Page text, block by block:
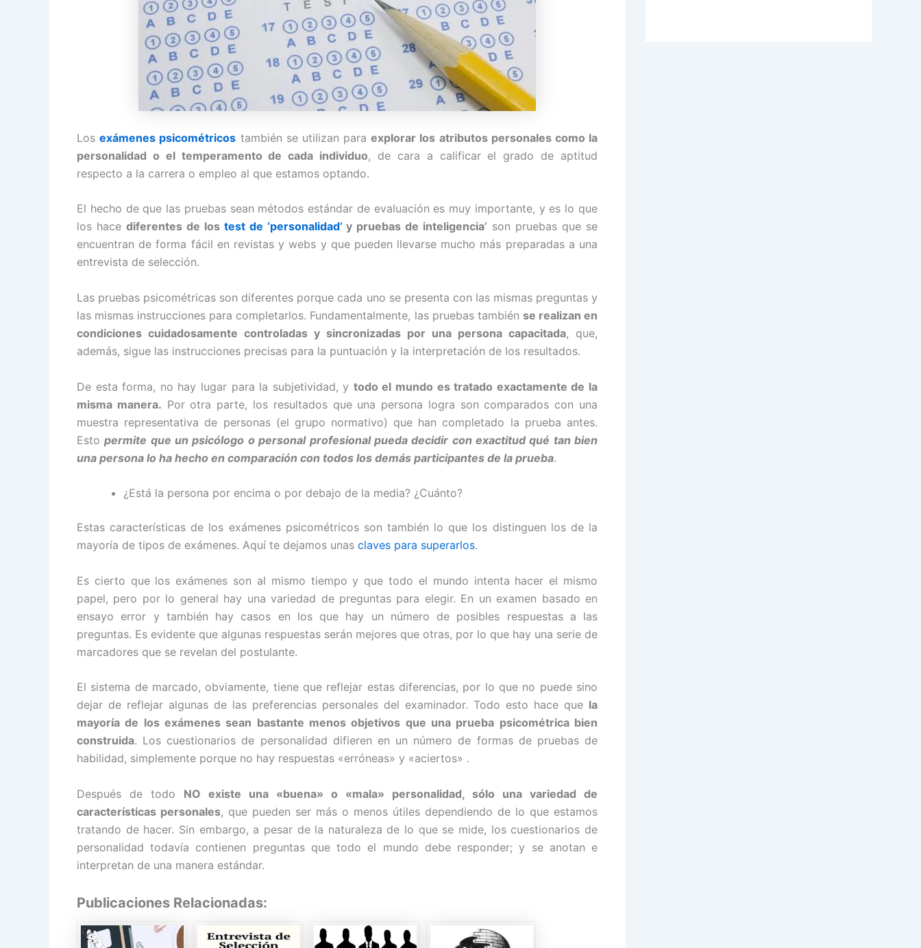
Losexámenes psicométricos también se utilizan paraexplorar los atributos personales como la
personalidad o el temperamento de cada individuo, de cara a calificar el grado de aptitud
respecto a la carrera o empleo al que estamos optando.
El hecho de que las pruebas sean métodos estándar de evaluación es muy importante, y es lo que
los hace diferentes de los test de ‘personalidad’ y pruebas de inteligencia’ son pruebas que se
encuentran de forma fácil en revistas y webs y que pueden llevarse mucho más preparadas a una
entrevista de selección.
Las pruebas psicométricas son diferentes porque cada uno se presenta con las mismas preguntas y
las mismas instrucciones para completarlos. Fundamentalmente, las pruebas también se realizan en
condiciones cuidadosamente controladas y sincronizadas por una persona capacitada, que,
además, sigue las instrucciones precisas para la puntuación y la interpretación de los resultados.
De esta forma, no hay lugar para la subjetividad, y todo el mundo es tratado exactamente de la
misma manera. Por otra parte, los resultados que una persona logra son comparados con una
muestra representativa de personas (el grupo normativo) que han completado la prueba antes.
Estopermite que un psicólogo o personal profesional pueda decidir con exactitud qué tan bien
una persona lo ha hecho en comparación con todos los demás participantes de la prueba.
¿Está la persona por encima o por debajo de la media? ¿Cuánto?
Estas características de los exámenes psicométricos son también lo que los distinguen los de la
mayoría de tipos de exámenes. Aquí te dejamos unas claves para superarlos.
Es cierto que los exámenes son al mismo tiempo y que todo el mundo intenta hacer el mismo
papel, pero por lo general hay una variedad de preguntas para elegir. En un examen basado en
ensayo error y también hay casos en los que hay un número de posibles respuestas a las
preguntas. Es evidente que algunas respuestas serán mejores que otras, por lo que hay una serie de
marcadores que se revelan del postulante.
El sistema de marcado, obviamente, tiene que reflejar estas diferencias, por lo que no puede sino
dejar de reflejar algunas de las preferencias personales del examinador. Todo esto hace que la
mayoría de los exámenes sean bastante menos objetivos que una prueba psicométrica bien
construida. Los cuestionarios de personalidad difieren en un número de formas de pruebas de
habilidad, simplemente porque no hay respuestas «erróneas» y «aciertos» .
Después de todo NO existe una «buena» o «mala» personalidad, sólo una variedad de
características personales, que pueden ser más o menos útiles dependiendo de lo que estamos
tratando de hacer. Sin embargo, a pesar de la naturaleza de lo que se mide, los cuestionarios de
personalidad todavía contienen preguntas que todo el mundo debe responder; y se anotan e
interpretan de una manera estándar.
Publicaciones Relacionadas: